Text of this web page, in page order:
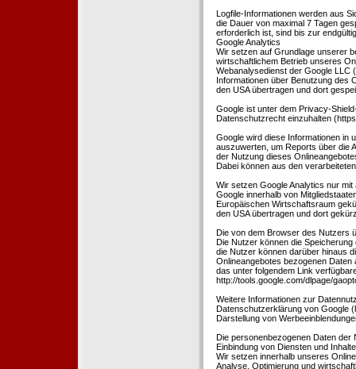
Logfile-Informationen werden aus
die Dauer von maximal 7 Tagen
erforderlich ist, sind bis zur
Google Analytics
Wir setzen auf Grundlage unserer
wirtschaftlichem Betrieb unseres
Webanalysedienst der Google LLC
Informationen über Benutzung des
den USA übertragen und dort
Google ist unter dem Privacy-
Datenschutzrecht einzuhalten
Google wird diese Informationen in
auszuwerten, um Reports über die
der Nutzung dieses
Dabei können aus den
Wir setzen Google Analytics nur
Google innerhalb von
Europäischen Wirtschaftsraum
den USA übertragen und dort
Die von dem Browser des Nutzers
Die Nutzer können die
die Nutzer können darüber hinaus
Onlineangebotes bezogenen
das unter folgendem Link
http://tools.google.com/dlpage/
Weitere Informationen zur
Datenschutzerklärung von Google
Darstellung von
Die personenbezogenen Daten der
Einbindung von Diensten und
Wir setzen innerhalb unseres
Analyse, Optimierung und